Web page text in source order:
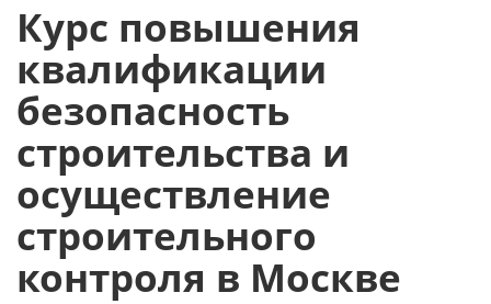
Курс повышения
квалификации
безопасность
строительства и
осуществление
строительного
контроля в Москве